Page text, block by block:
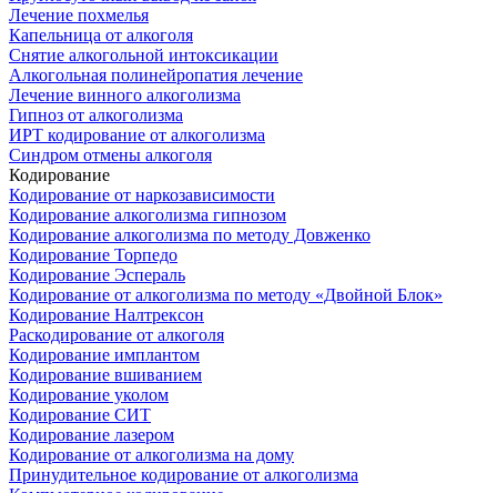
Лечение похмелья
Капельница от алкоголя
Снятие алкогольной интоксикации
Алкогольная полинейропатия лечение
Лечение винного алкоголизма
Гипноз от алкоголизма
ИРТ кодирование от алкоголизма
Синдром отмены алкоголя
Кодирование
Кодирование от наркозависимости
Кодирование алкоголизма гипнозом
Кодирование алкоголизма по методу Довженко
Кодирование Торпедо
Кодирование Эспераль
Кодирование от алкоголизма по методу «Двойной Блок»
Кодирование Налтрексон
Раскодирование от алкоголя
Кодирование имплантом
Кодирование вшиванием
Кодирование уколом
Кодирование СИТ
Кодирование лазером
Кодирование от алкоголизма на дому
Принудительное кодирование от алкоголизма